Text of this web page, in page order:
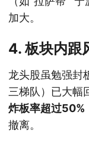
加大。
4. 板块内跟
龙头股虽勉强封
三梯队）已大幅
炸板率超过50%
撤离。